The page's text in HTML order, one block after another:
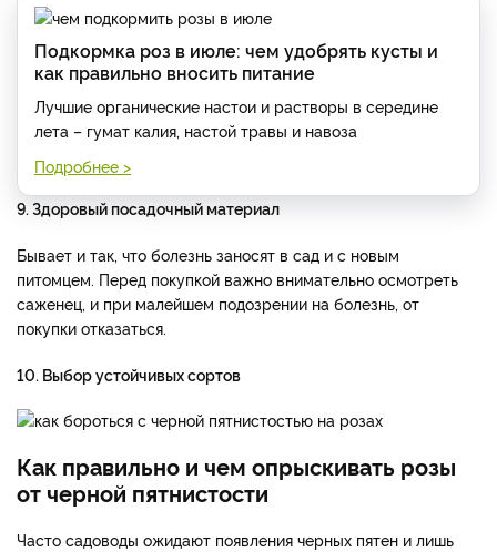
Подкормка роз в июле: чем удобрять кусты и
как правильно вносить питание
Лучшие органические настои и растворы в середине
лета – гумат калия, настой травы и навоза
Подробнее >
9. Здоровый посадочный материал
Бывает и так, что болезнь заносят в сад и с новым
питомцем. Перед покупкой важно внимательно осмотреть
саженец, и при малейшем подозрении на болезнь, от
покупки отказаться.
10. Выбор устойчивых сортов
Как правильно и чем опрыскивать розы
от черной пятнистости
Часто садоводы ожидают появления черных пятен и лишь